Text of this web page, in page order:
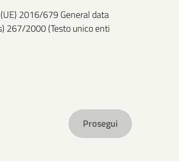
2016/679 General data
267/2000 (Testo unico enti
Prosegui